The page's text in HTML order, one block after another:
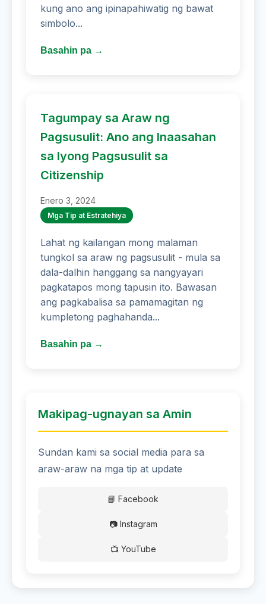
kung ano ang ipinapahiwatig ng bawat
simbolo...
Basahin pa →
Tagumpay sa Araw ng
Pagsusulit: Ano ang Inaasahan
sa Iyong Pagsusulit sa
Citizenship
Enero 3, 2024
Mga Tip at Estratehiya
Lahat ng kailangan mong malaman
tungkol sa araw ng pagsusulit - mula sa
dala-dalhin hanggang sa nangyayari
pagkatapos mong tapusin ito. Bawasan
ang pagkabalisa sa pamamagitan ng
kumpletong paghahanda...
Basahin pa →
Makipag-ugnayan sa Amin
Sundan kami sa social media para sa
araw-araw na mga tip at update
📘 Facebook
📷 Instagram
📺 YouTube